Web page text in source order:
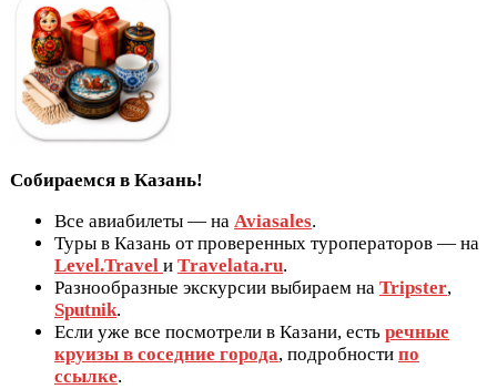
Собираемся в Казань!
Все авиабилеты — на Aviasales.
Туры в Казань от проверенных туроператоров — на
Level.Travel и Тravelata.ru.
Разнообразные экскурсии выбираем на Tripster,
Sputnik.
Если уже все посмотрели в Казани, есть речные
круизы в соседние города, подробности по
ссылке.